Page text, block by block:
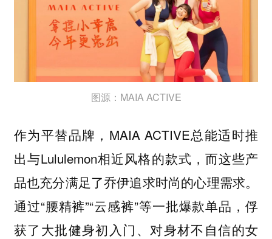
图源：MAIA ACTIVE
作为平替品牌，MAIA ACTIVE总能适时推
出与Lululemon相近风格的款式，而这些产
品也充分满足了乔伊追求时尚的心理需求。
通过“腰精裤”“云感裤”等一批爆款单品，俘
获了大批健身初入门、对身材不自信的女